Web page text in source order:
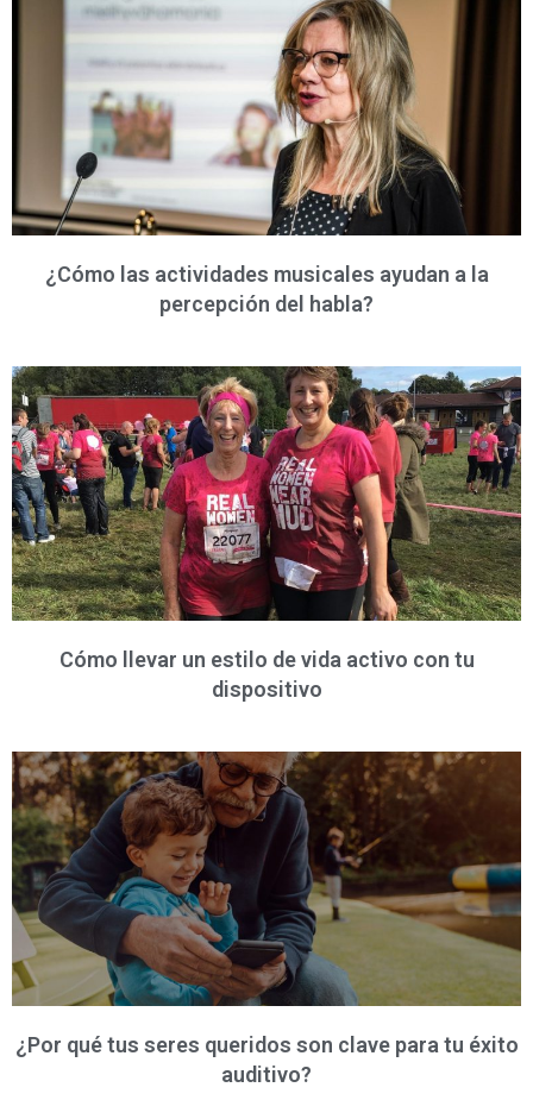
¿Cómo las actividades musicales ayudan a la
percepción del habla?
Cómo llevar un estilo de vida activo con tu
dispositivo
¿Por qué tus seres queridos son clave para tu éxito
auditivo?